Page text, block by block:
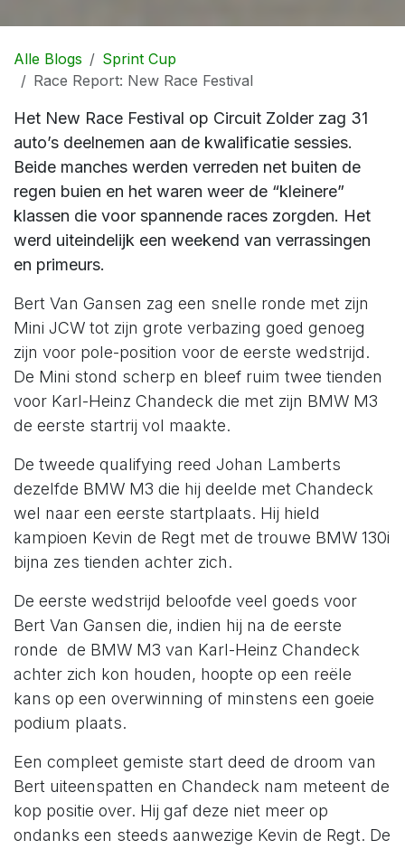
Alle Blogs
Sprint Cup
Race Report: New Race Festival
Het New Race Festival op Circuit Zolder zag 31
auto’s deelnemen aan de kwalificatie sessies.
Beide manches werden verreden net buiten de
regen buien en het waren weer de “kleinere”
klassen die voor spannende races zorgden. Het
werd uiteindelijk een weekend van verrassingen
en primeurs.
Bert Van Gansen zag een snelle ronde met zijn
Mini JCW tot zijn grote verbazing goed genoeg
zijn voor pole-position voor de eerste wedstrijd.
De Mini stond scherp en bleef ruim twee tienden
voor Karl-Heinz Chandeck die met zijn BMW M3
de eerste startrij vol maakte.
De tweede qualifying reed Johan Lamberts
dezelfde BMW M3 die hij deelde met Chandeck
wel naar een eerste startplaats. Hij hield
kampioen Kevin de Regt met de trouwe BMW 130i
bijna zes tienden achter zich.
De eerste wedstrijd beloofde veel goeds voor
Bert Van Gansen die, indien hij na de eerste
ronde de BMW M3 van Karl-Heinz Chandeck
achter zich kon houden, hoopte op een reële
kans op een overwinning of minstens een goeie
podium plaats.
Een compleet gemiste start deed de droom van
Bert uiteenspatten en Chandeck nam meteent de
kop positie over. Hij gaf deze niet meer op
ondanks een steeds aanwezige Kevin de Regt. De